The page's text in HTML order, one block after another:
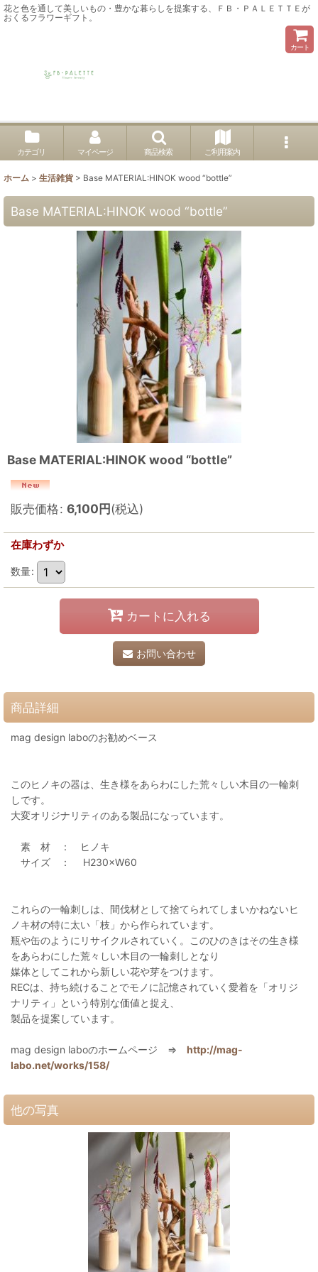
花と色を通して美しいもの・豊かな暮らしを提案する、ＦＢ・ＰＡＬＥＴＴＥが
おくるフラワーギフト。
カート
カテゴリ マイページ 商品検索 ご利用案内
ホーム > 生活雑貨 > Base MATERIAL:HINOK wood “bottle”
Base MATERIAL:HINOK wood “bottle”
Base MATERIAL:HINOK wood “bottle”
販売価格: 6,100円(税込)
在庫わずか
数量:
カートに入れる
お問い合わせ
商品詳細
mag design laboのお勧めベース
このヒノキの器は、生き様をあらわにした荒々しい木目の一輪刺
しです。
大変オリジナリティのある製品になっています。
素 材 ： ヒノキ
サイズ ： H230×W60
これらの一輪刺しは、間伐材として捨てられてしまいかねないヒ
ノキ材の特に太い「枝」から作られています。
瓶や缶のようにリサイクルされていく。このひのきはその生き様
をあらわにした荒々しい木目の一輪刺しとなり
媒体としてこれから新しい花や芽をつけます。
RECは、持ち続けることでモノに記憶されていく愛着を「オリジ
ナリティ」という特別な価値と捉え、
製品を提案しています。
mag design laboのホームページ ⇒ http://mag-
labo.net/works/158/
他の写真